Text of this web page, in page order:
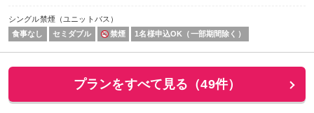
シングル禁煙（ユニットバス）
食事なし
セミダブル 禁煙 1名様申込OK（一部期間除く）
プランをすべて見る（49件）